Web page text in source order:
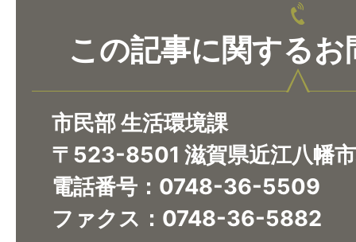
この記事に関するお
市民部 生活環境課
〒523-8501 滋賀県近江八幡
電話番号：0748-36-5509
ファクス：0748-36-5882